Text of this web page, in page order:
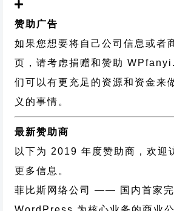
赞助广告
如果您想要将自己公司信息或者
页，请考虑捐赠和赞助
们可以有更充足的资源和资金来
义的事情。
最新赞助商
以下为 2019 年度赞助商，欢迎
更多信息。
菲比斯网络公司
—— 国内首家完